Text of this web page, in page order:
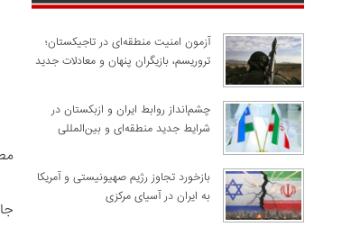
آزمون امنیت منطقه‌ای در تاجیکستان؛
تروریسم، بازیگران پنهان و معادلات جدید
چشم‌انداز روابط ایران و ازبکستان در
شرایط جدید منطقه‌ای و بین‌المللی
​بازخورد تجاوز رژیم صهیونیستی و آمریکا
به ایران در آسیای مرکزی